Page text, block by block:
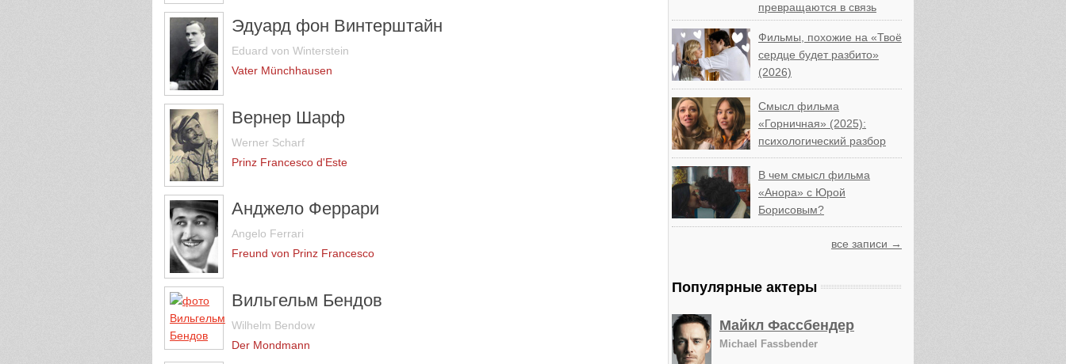
Эдуард фон Винтерштайн
Eduard von Winterstein
Vater Münchhausen
Вернер Шарф
Werner Scharf
Prinz Francesco d'Este
Анджело Феррари
Angelo Ferrari
Freund von Prinz Francesco
Вильгельм Бендов
Wilhelm Bendow
Der Mondmann
превращаются в связь
Фильмы, похожие на «Твоё
сердце будет разбито»
(2026)
Смысл фильма
«Горничная» (2025):
психологический разбор
В чем смысл фильма
«Анора» с Юрой
Борисовым?
все записи →
Популярные актеры
Майкл Фассбендер
Michael Fassbender